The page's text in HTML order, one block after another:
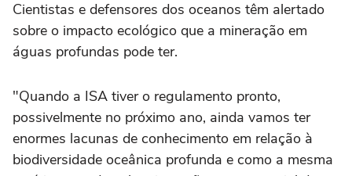
Cientistas e defensores dos oceanos têm alertado
sobre o impacto ecológico que a mineração em
águas profundas pode ter.
"Quando a ISA tiver o regulamento pronto,
possivelmente no próximo ano, ainda vamos ter
enormes lacunas de conhecimento em relação à
biodiversidade oceânica profunda e como a mesma